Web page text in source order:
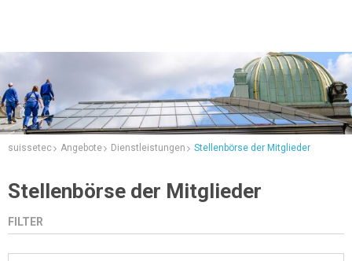
suissetec Angebote Dienstleistungen Stellenbörse der Mitglieder
Stellenbörse der Mitglieder
FILTER